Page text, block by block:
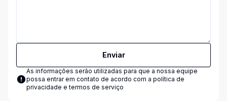
Enviar
As informações serão utilizadas para que a nossa equipe
possa entrar em contato de acordo com a política de
privacidade e termos de serviço